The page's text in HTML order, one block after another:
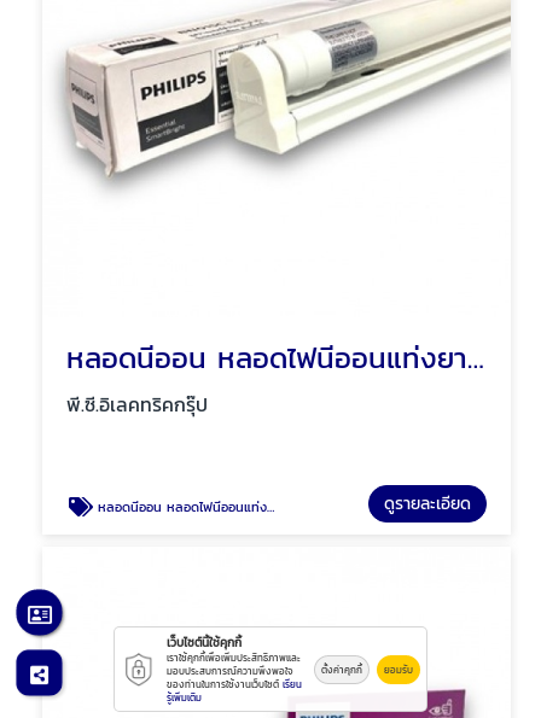
หลอดนีออน หลอดไฟนีออนแท่งยาว สั้น พัทยา ชลบุรี
พี.ซี.อิเลคทริคกรุ๊ป
หลอดนีออน หลอดไฟนีออนแท่งยาว สั้น พัทยา ชลบุรี ดูรายละเอียด
เว็บไซต์นี้ใช้คุกกี้
เราใช้คุกกี้เพื่อเพิ่มประสิทธิภาพและ
มอบประสบการณ์ความพึงพอใจ
ของท่านในการใช้งานเว็บไซต์ เรียน
รู้เพิ่มเติม
ตั้งค่าคุกกี้ ยอมรับ